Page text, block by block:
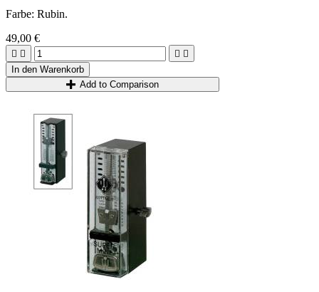
Farbe: Rubin.
49,00 €
   
In den Warenkorb
Add to Comparison